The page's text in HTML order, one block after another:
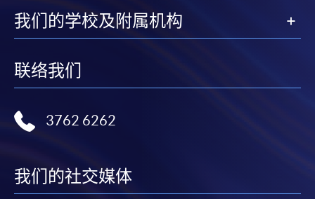
我们的学校及附属机构
联络我们
3762 6262
我们的社交媒体